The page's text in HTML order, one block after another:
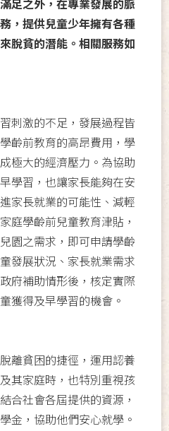
足之外，在專業發展的脈
，提供兒童少年擁有各種
脫貧的潛能。相關服務如
刺激的不足，發展過程皆
齡前教育的高昂費用，學
極大的經濟壓力。為協助
學習，也讓家長能夠在安
家長就業的可能性、減輕
庭學齡前兒童教育津貼，
園之需求，即可申請學齡
發展狀況、家長就業需求
府補助情形後，核定實際
獲得及早學習的機會。
離貧困的捷徑，運用認養
其家庭時，也特別重視孩
合社會各屆提供的資源，
金，協助他們安心就學。